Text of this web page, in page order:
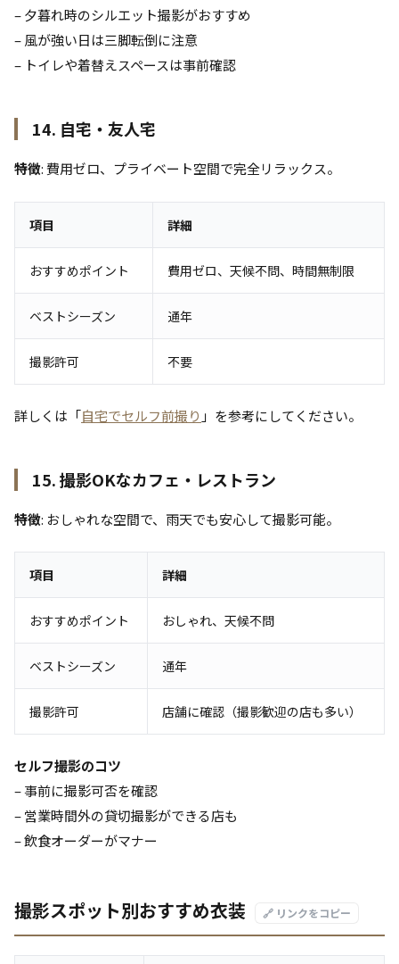
– 夕暮れ時のシルエット撮影がおすすめ
– 風が強い日は三脚転倒に注意
– トイレや着替えスペースは事前確認
14. 自宅・友人宅
特徴: 費用ゼロ、プライベート空間で完全リラックス。
項目 詳細
おすすめポイント 費用ゼロ、天候不問、時間無制限
ベストシーズン 通年
撮影許可 不要
詳しくは「自宅でセルフ前撮り 」を参考にしてください。
15. 撮影OKなカフェ・レストラン
特徴: おしゃれな空間で、雨天でも安心して撮影可能。
項目 詳細
おすすめポイント おしゃれ、天候不問
ベストシーズン 通年
撮影許可 店舗に確認（撮影歓迎の店も多い）
セルフ撮影のコツ
– 事前に撮影可否を確認
– 営業時間外の貸切撮影ができる店も
– 飲食オーダーがマナー
撮影スポット別おすすめ衣装 🔗 リンクをコピー